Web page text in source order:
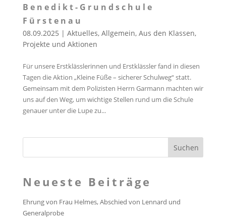
Benedikt-Grundschule
Fürstenau
08.09.2025 | Aktuelles, Allgemein, Aus den Klassen,
Projekte und Aktionen
Für unsere Erstklässlerinnen und Erstklässler fand in diesen
Tagen die Aktion „Kleine Füße – sicherer Schulweg“ statt.
Gemeinsam mit dem Polizisten Herrn Garmann machten wir
uns auf den Weg, um wichtige Stellen rund um die Schule
genauer unter die Lupe zu...
Neueste Beiträge
Ehrung von Frau Helmes, Abschied von Lennard und
Generalprobe